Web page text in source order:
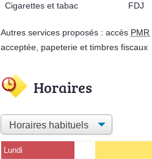
Cigarettes et tabac FDJ
Autres services proposés : accès PMR
acceptée, papeterie et timbres fiscaux
Horaires
Lundi